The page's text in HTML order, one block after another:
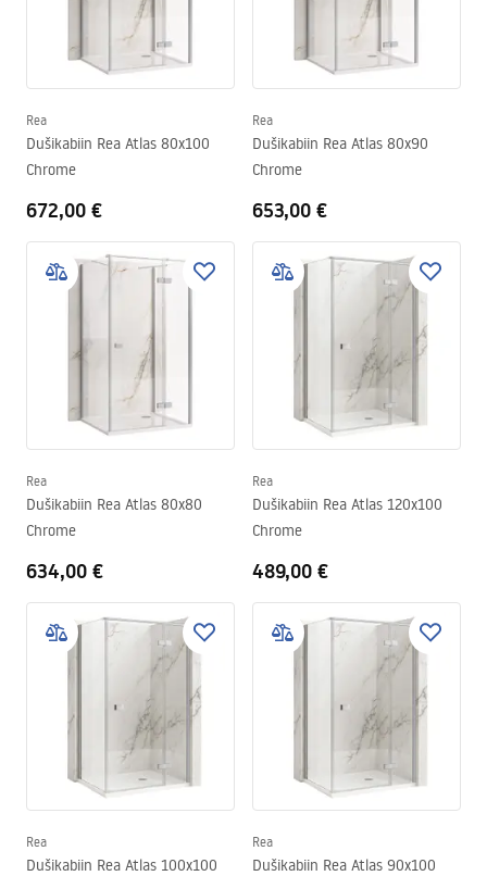
Rea
Dušikabiin Rea Atlas 80x100
Chrome
672,00 €
Rea
Dušikabiin Rea Atlas 80x90
Chrome
653,00 €
Rea
Dušikabiin Rea Atlas 80x80
Chrome
634,00 €
Rea
Dušikabiin Rea Atlas 120x100
Chrome
489,00 €
Rea
Dušikabiin Rea Atlas 100x100
Rea
Dušikabiin Rea Atlas 90x100